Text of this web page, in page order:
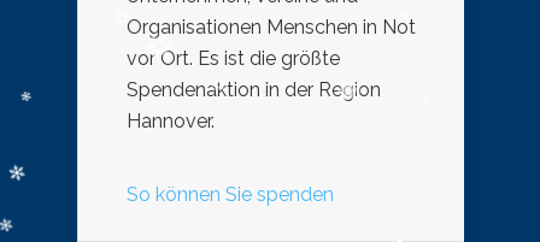
Organisationen Menschen in Not
vor Ort. Es ist die größte
Spendenaktion in der Region
Hannover.
So können Sie spenden